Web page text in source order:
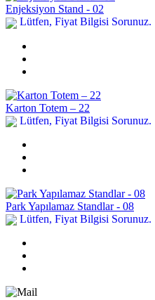
Enjeksiyon Stand - 02
Lütfen, Fiyat Bilgisi Sorunuz.
Karton Totem – 22
Lütfen, Fiyat Bilgisi Sorunuz.
Park Yapılamaz Standlar - 08
Lütfen, Fiyat Bilgisi Sorunuz.